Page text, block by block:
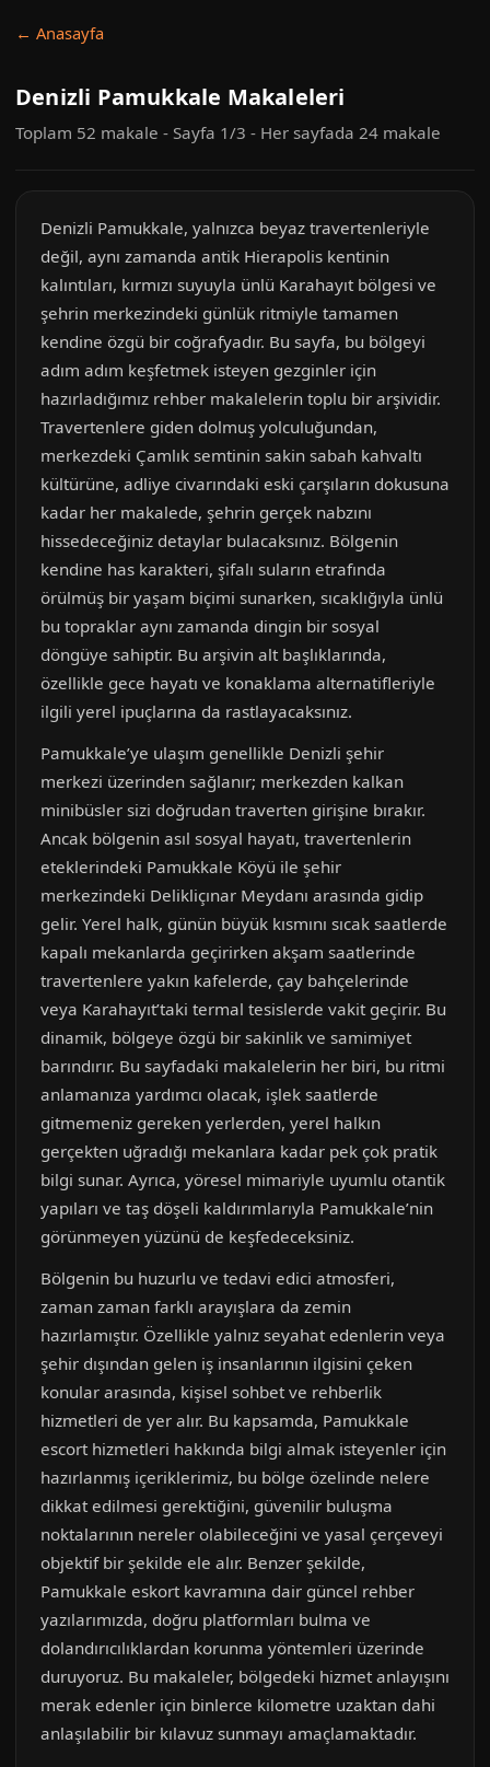
← Anasayfa
Denizli Pamukkale Makaleleri
Toplam 52 makale - Sayfa 1/3 - Her sayfada 24 makale
Denizli Pamukkale, yalnızca beyaz travertenleriyle
değil, aynı zamanda antik Hierapolis kentinin
kalıntıları, kırmızı suyuyla ünlü Karahayıt bölgesi ve
şehrin merkezindeki günlük ritmiyle tamamen
kendine özgü bir coğrafyadır. Bu sayfa, bu bölgeyi
adım adım keşfetmek isteyen gezginler için
hazırladığımız rehber makalelerin toplu bir arşividir.
Travertenlere giden dolmuş yolculuğundan,
merkezdeki Çamlık semtinin sakin sabah kahvaltı
kültürüne, adliye civarındaki eski çarşıların dokusuna
kadar her makalede, şehrin gerçek nabzını
hissedeceğiniz detaylar bulacaksınız. Bölgenin
kendine has karakteri, şifalı suların etrafında
örülmüş bir yaşam biçimi sunarken, sıcaklığıyla ünlü
bu topraklar aynı zamanda dingin bir sosyal
döngüye sahiptir. Bu arşivin alt başlıklarında,
özellikle gece hayatı ve konaklama alternatifleriyle
ilgili yerel ipuçlarına da rastlayacaksınız.
Pamukkale’ye ulaşım genellikle Denizli şehir
merkezi üzerinden sağlanır; merkezden kalkan
minibüsler sizi doğrudan traverten girişine bırakır.
Ancak bölgenin asıl sosyal hayatı, travertenlerin
eteklerindeki Pamukkale Köyü ile şehir
merkezindeki Delikliçınar Meydanı arasında gidip
gelir. Yerel halk, günün büyük kısmını sıcak saatlerde
kapalı mekanlarda geçirirken akşam saatlerinde
travertenlere yakın kafelerde, çay bahçelerinde
veya Karahayıt’taki termal tesislerde vakit geçirir. Bu
dinamik, bölgeye özgü bir sakinlik ve samimiyet
barındırır. Bu sayfadaki makalelerin her biri, bu ritmi
anlamanıza yardımcı olacak, işlek saatlerde
gitmemeniz gereken yerlerden, yerel halkın
gerçekten uğradığı mekanlara kadar pek çok pratik
bilgi sunar. Ayrıca, yöresel mimariyle uyumlu otantik
yapıları ve taş döşeli kaldırımlarıyla Pamukkale’nin
görünmeyen yüzünü de keşfedeceksiniz.
Bölgenin bu huzurlu ve tedavi edici atmosferi,
zaman zaman farklı arayışlara da zemin
hazırlamıştır. Özellikle yalnız seyahat edenlerin veya
şehir dışından gelen iş insanlarının ilgisini çeken
konular arasında, kişisel sohbet ve rehberlik
hizmetleri de yer alır. Bu kapsamda, Pamukkale
escort hizmetleri hakkında bilgi almak isteyenler için
hazırlanmış içeriklerimiz, bu bölge özelinde nelere
dikkat edilmesi gerektiğini, güvenilir buluşma
noktalarının nereler olabileceğini ve yasal çerçeveyi
objektif bir şekilde ele alır. Benzer şekilde,
Pamukkale eskort kavramına dair güncel rehber
yazılarımızda, doğru platformları bulma ve
dolandırıcılıklardan korunma yöntemleri üzerinde
duruyoruz. Bu makaleler, bölgedeki hizmet anlayışını
merak edenler için binlerce kilometre uzaktan dahi
anlaşılabilir bir kılavuz sunmayı amaçlamaktadır.